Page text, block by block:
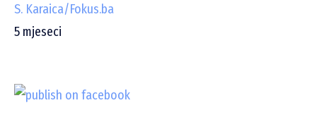
S. Karaica/Fokus.ba
5 mjeseci